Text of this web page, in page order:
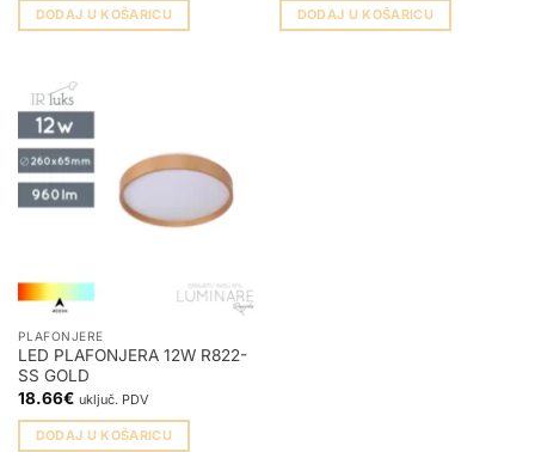
DODAJ U KOŠARICU DODAJ U KOŠARICU
PLAFONJERE
LED PLAFONJERA 12W R822-
SS GOLD
18.66€ uključ. PDV
DODAJ U KOŠARICU